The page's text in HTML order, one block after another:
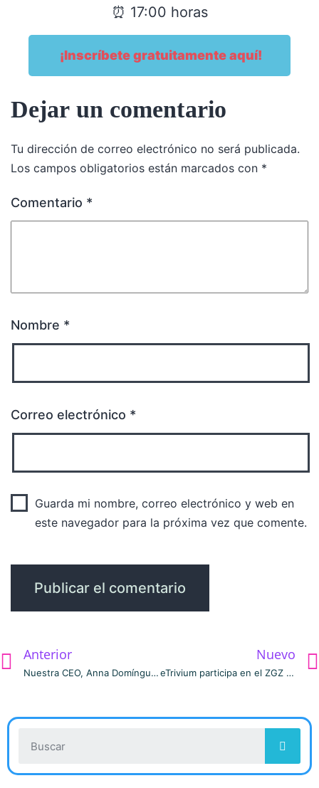
⏰ 17:00 horas
¡Inscríbete gratuitamente aquí!
Dejar un comentario
Tu dirección de correo electrónico no será publicada.
Los campos obligatorios están marcados con *
Comentario *
Nombre *
Correo electrónico *
Guarda mi nombre, correo electrónico y web en
este navegador para la próxima vez que comente.
Anterior
Nuestra CEO, Anna Domínguez participa en Humanos en la Oficina
Nuevo
eTrivium participa en el ZGZ Startup Fest